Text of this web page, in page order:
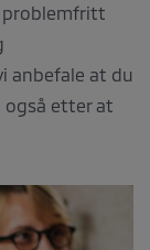
problemfritt
anbefale at du
også etter at